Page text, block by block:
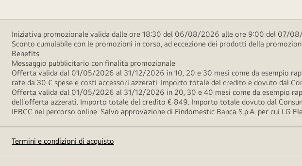
Iniziativa promozionale valida dalle ore 18:30 del 06/08/2026 alle ore 9:00 del 07/
Sconto cumulabile con le promozioni in corso, ad eccezione dei prodotti della
Benefits
Messaggio pubblicitario con finalità promozionale
Offerta valida dal 01/05/2026 al 31/12/2026 in 10, 20 e 30 mesi come da esempio
rate da 30 € spese e costi accessori azzerati. Importo totale del credito e dovuto dal
Offerta valida dal 01/05/2026 al 31/12/2026 in 20, 30 e 40 mesi come da esempio
dell’offerta azzerati. Importo totale del credito € 849. Importo totale dovuto dal
IEBCC nel percorso online. Salvo approvazione di Findomestic Banca S.p.A. per cui LG
Termini e condizioni di acquisto